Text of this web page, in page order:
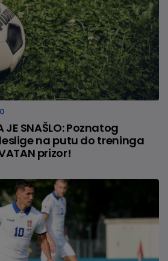
0
JE SNAŠLO: Poznatog
na putu do treninga
prizor!